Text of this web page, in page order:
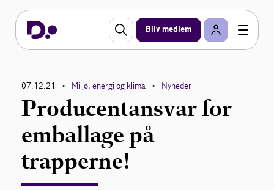
Bliv medlem
07.12.21 • Miljø, energi og klima • Nyheder
Producentansvar for
emballage på
trapperne!